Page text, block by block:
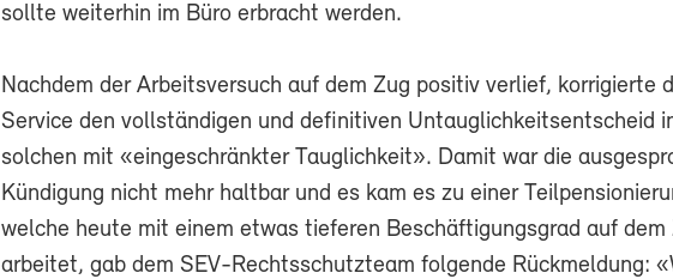
sollte weiterhin im Büro erbracht werden.
Nachdem der Arbeitsversuch auf dem Zug positiv verlief, korrigierte
Service den vollständigen und definitiven Untauglichkeitsentscheid
solchen mit «eingeschränkter Tauglichkeit». Damit war die
Kündigung nicht mehr haltbar und es kam es zu einer
welche heute mit einem etwas tieferen Beschäftigungsgrad auf dem
arbeitet, gab dem SEV-Rechtsschutzteam folgende Rückmeldung: